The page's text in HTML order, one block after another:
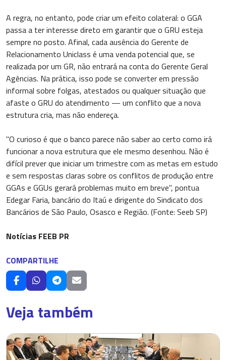
A regra, no entanto, pode criar um efeito colateral: o GGA
passa a ter interesse direto em garantir que o GRU esteja
sempre no posto. Afinal, cada ausência do Gerente de
Relacionamento Uniclass é uma venda potencial que, se
realizada por um GR, não entrará na conta do Gerente Geral
Agências. Na prática, isso pode se converter em pressão
informal sobre folgas, atestados ou qualquer situação que
afaste o GRU do atendimento — um conflito que a nova
estrutura cria, mas não endereça.
"O curioso é que o banco parece não saber ao certo como irá
funcionar a nova estrutura que ele mesmo desenhou. Não é
difícil prever que iniciar um trimestre com as metas em estudo
e sem respostas claras sobre os conflitos de produção entre
GGAs e GGUs gerará problemas muito em breve", pontua
Edegar Faria, bancário do Itaú e dirigente do Sindicato dos
Bancários de São Paulo, Osasco e Região. (Fonte: Seeb SP)
Notícias FEEB PR
COMPARTILHE
Veja também